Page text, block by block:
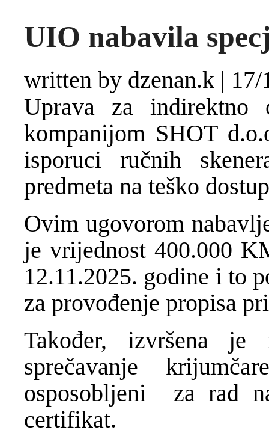
UIO nabavila
written by dzenan.k | 17/
Uprava za indirektno
kompanijom SHOT
isporuci ručnih
predmeta na teško
Ovim ugovorom
je vrijednost 400.000
12.11.2025. godine i to
za provođenje propisa
Također, izvršena
sprečavanje
osposobljeni za rad
certifikat.